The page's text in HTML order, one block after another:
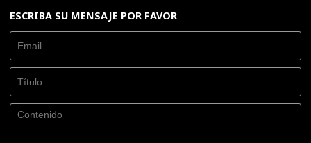
ESCRIBA SU MENSAJE POR FAVOR